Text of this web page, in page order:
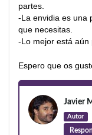
partes.
-La envidia es una
que necesitas.
-Lo mejor está aún
Espero que os
Javier
Autor